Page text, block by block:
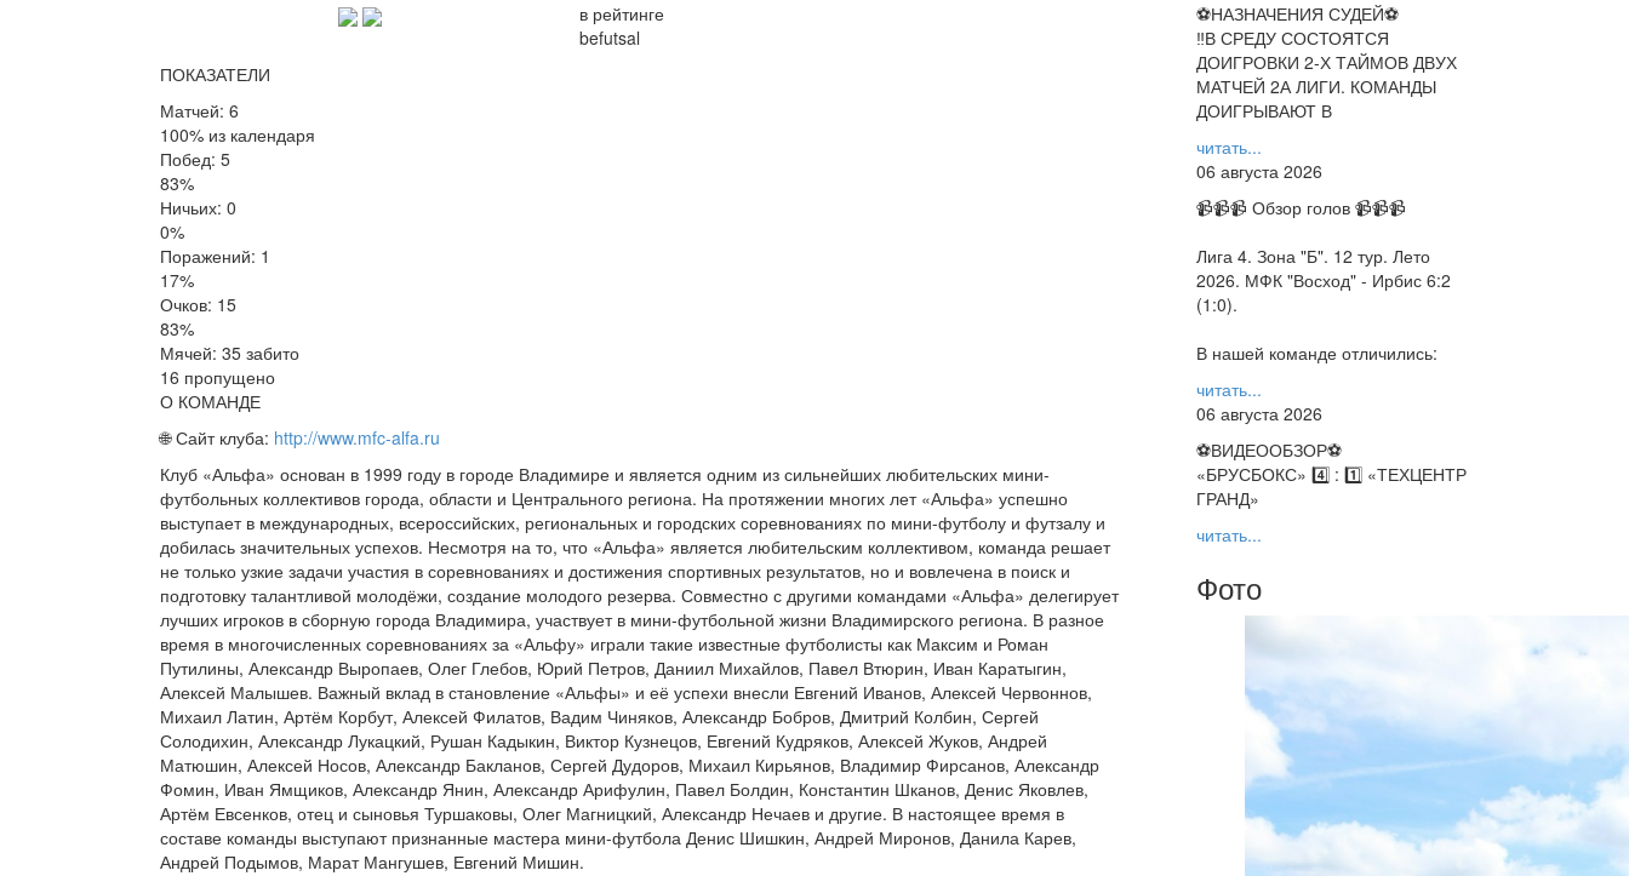
в рейтинге
befutsal
ПОКАЗАТЕЛИ
Матчей: 6
100% из календаря
Побед: 5
83%
Ничьих: 0
0%
Поражений: 1
17%
Очков: 15
83%
Мячей: 35 забито
16 пропущено
О КОМАНДЕ
🌐 Сайт клуба: http://www.mfc-alfa.ru
Клуб «Альфа» основан в 1999 году в городе Владимире и является одним из сильнейших любительских мини-
футбольных коллективов города, области и Центрального региона. На протяжении многих лет «Альфа» успешно
выступает в международных, всероссийских, региональных и городских соревнованиях по мини-футболу и футзалу и
добилась значительных успехов. Несмотря на то, что «Альфа» является любительским коллективом, команда решает
не только узкие задачи участия в соревнованиях и достижения спортивных результатов, но и вовлечена в поиск и
подготовку талантливой молодёжи, создание молодого резерва. Совместно с другими командами «Альфа» делегирует
лучших игроков в сборную города Владимира, участвует в мини-футбольной жизни Владимирского региона. В разное
время в многочисленных соревнованиях за «Альфу» играли такие известные футболисты как Максим и Роман
Путилины, Александр Выропаев, Олег Глебов, Юрий Петров, Даниил Михайлов, Павел Втюрин, Иван Каратыгин,
Алексей Малышев. Важный вклад в становление «Альфы» и её успехи внесли Евгений Иванов, Алексей Червоннов,
Михаил Латин, Артём Корбут, Алексей Филатов, Вадим Чиняков, Александр Бобров, Дмитрий Колбин, Сергей
Солодихин, Александр Лукацкий, Рушан Кадыкин, Виктор Кузнецов, Евгений Кудряков, Алексей Жуков, Андрей
Матюшин, Алексей Носов, Александр Бакланов, Сергей Дудоров, Михаил Кирьянов, Владимир Фирсанов, Александр
Фомин, Иван Ямщиков, Александр Янин, Александр Арифулин, Павел Болдин, Константин Шканов, Денис Яковлев,
Артём Евсенков, отец и сыновья Туршаковы, Олег Магницкий, Александр Нечаев и другие. В настоящее время в
составе команды выступают признанные мастера мини-футбола Денис Шишкин, Андрей Миронов, Данила Карев,
Андрей Подымов, Марат Мангушев, Евгений Мишин.
⚽НАЗНАЧЕНИЯ СУДЕЙ⚽
‼В СРЕДУ СОСТОЯТСЯ
ДОИГРОВКИ 2-Х ТАЙМОВ ДВУХ
МАТЧЕЙ 2А ЛИГИ. КОМАНДЫ
ДОИГРЫВАЮТ В
читать...
06 августа 2026
📹📹📹 Обзор голов 📹📹📹
Лига 4. Зона "Б". 12 тур. Лето
2026. МФК "Восход" - Ирбис 6:2
(1:0).
В нашей команде отличились:
читать...
06 августа 2026
⚽️ВИДЕООБЗОР⚽️
«БРУСБОКС» 4️⃣ : 1️⃣ «ТЕХЦЕНТР
ГРАНД»
читать...
Фото